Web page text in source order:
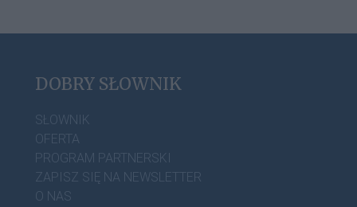
DOBRY SŁOWNIK
SŁOWNIK
OFERTA
PROGRAM PARTNERSKI
ZAPISZ SIĘ NA NEWSLETTER
O NAS